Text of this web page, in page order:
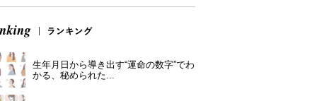
生年月日から導き出す“運命の数字”でわ
かる、秘められた...